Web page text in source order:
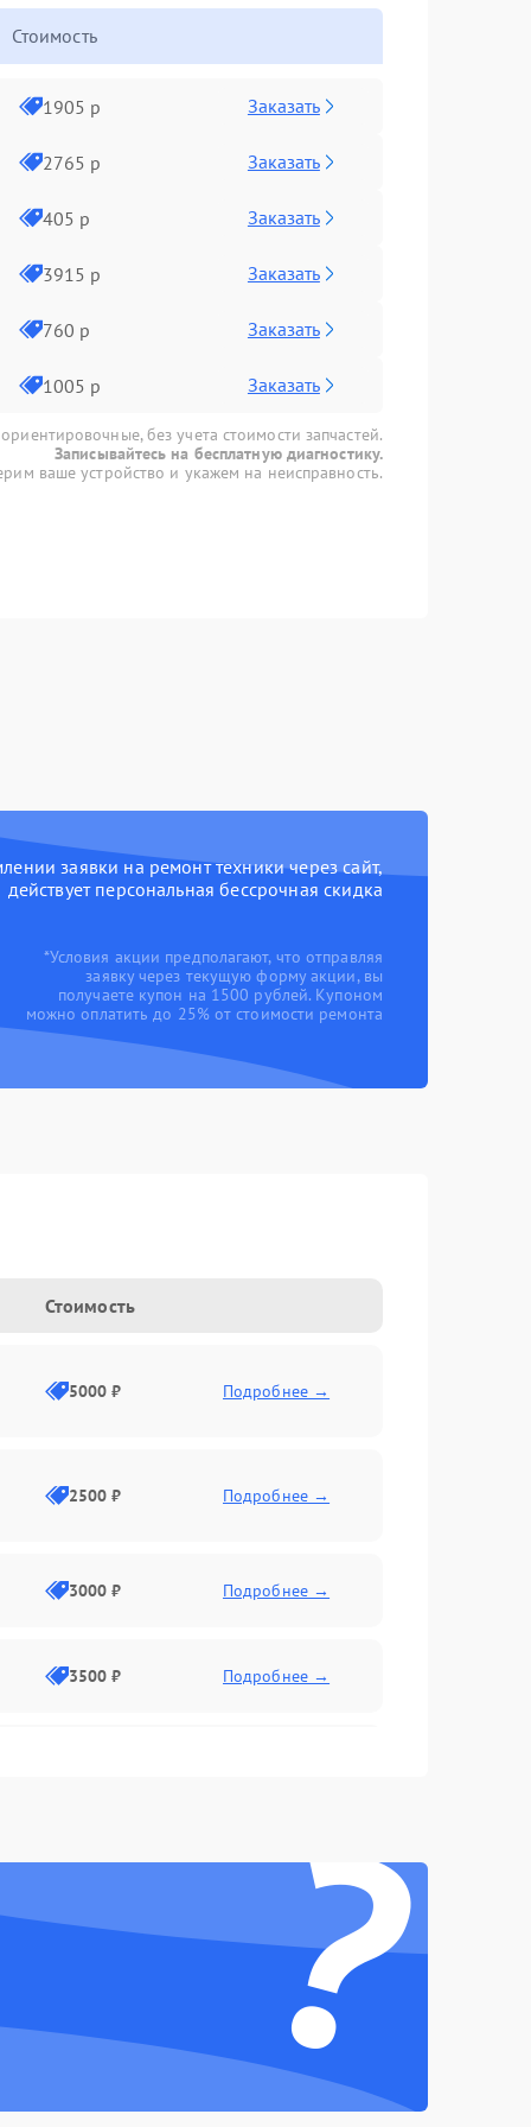
Стоимость
1905 р Заказать
2765 р Заказать
405 р Заказать
3915 р Заказать
760 р Заказать
1005 р Заказать
без учета стоимости запчастей.
Записывайтесь на бесплатную диагностику.
ваше устройство и укажем на неисправность.
заявки на ремонт техники через сайт,
действует персональная бессрочная скидка
*Условия акции предполагают, что отправляя
заявку через текущую форму акции, вы
получаете купон на 1500 рублей. Купоном
можно оплатить до 25% от стоимости ремонта
Стоимость
5000 ₽ Подробнее →
2500 ₽ Подробнее →
3000 ₽ Подробнее →
3500 ₽ Подробнее →
2000 ₽ Подробнее →
Подробнее →
Подробнее →
?